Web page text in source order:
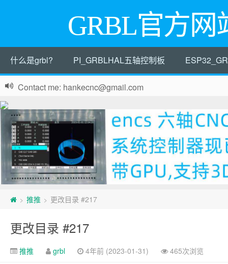
GRBL官方网
什么是grbl? PI_GRBLHAL五轴控制板
Contact me: hankecnc@gmail.com
> 推推 > 更改目录 #217
更改目录 #217
推推 grbl 4年前 (2023-01-31) 465次浏览